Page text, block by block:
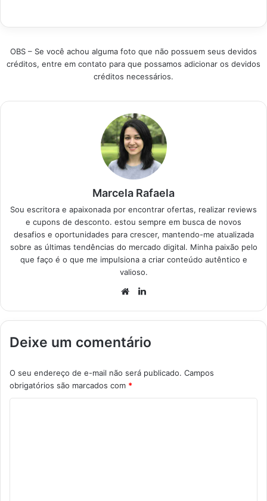
avaliados atualmente.
focou em opções que
entregam conforto e
performance para
ou na esteira.
OBS – Se você achou alguma foto que não possuem seus devidos
créditos, entre em contato para que possamos adicionar os devidos
créditos necessários.
Marcela Rafaela
Sou escritora e apaixonada por encontrar ofertas, realizar reviews
e cupons de desconto. estou sempre em busca de novos
desafios e oportunidades para crescer, mantendo-me atualizada
sobre as últimas tendências do mercado digital. Minha paixão pelo
que faço é o que me impulsiona a criar conteúdo autêntico e
valioso.
Website
Deixe um comentário
O seu endereço de e-mail não será publicado. Campos
obrigatórios são marcados com *